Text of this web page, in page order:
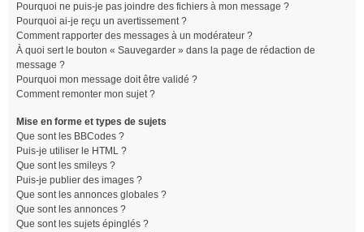
Pourquoi ne puis-je pas joindre des fichiers à mon message ?
Pourquoi ai-je reçu un avertissement ?
Comment rapporter des messages à un modérateur ?
À quoi sert le bouton « Sauvegarder » dans la page de rédaction de
message ?
Pourquoi mon message doit être validé ?
Comment remonter mon sujet ?
Mise en forme et types de sujets
Que sont les BBCodes ?
Puis-je utiliser le HTML ?
Que sont les smileys ?
Puis-je publier des images ?
Que sont les annonces globales ?
Que sont les annonces ?
Que sont les sujets épinglés ?